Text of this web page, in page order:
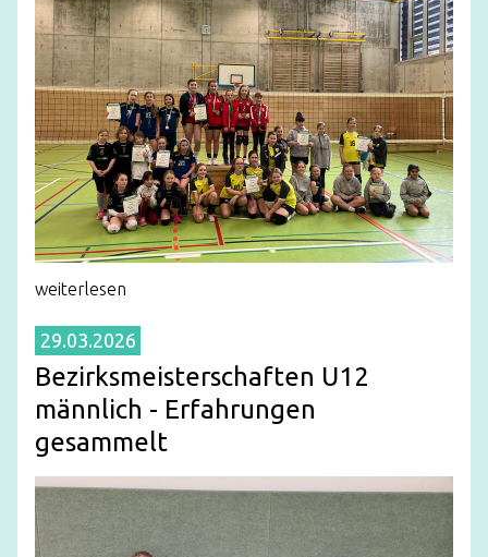
weiterlesen
29.03.2026
Bezirksmeisterschaften U12
männlich - Erfahrungen
gesammelt